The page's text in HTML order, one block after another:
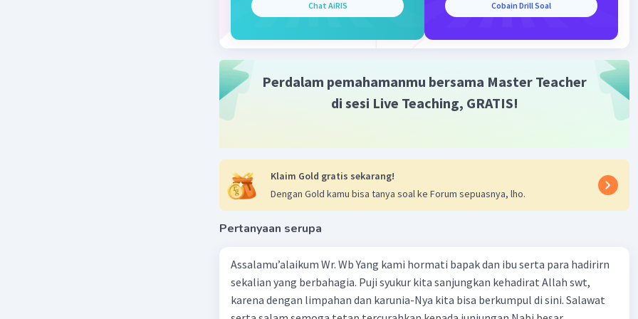
Nanda R Community Level 89
07 Oktober 2023 23:30
Paragraf persuasif dapat di artikan sebagai paragraf yang
mempunyai tujuan untuk meyakinkan atau mengajak si pembaca
dengan maksud tertentu.
Fungsi dari paragraf persuasif berfungsi untuk mendorong atau
dikategorikan sebagai pencemaran tingkat berat. Rumah tangga
merupakan penyumbang terbesar sampah di Sungai Ciliwung. Jika
kondisi ini terus berlanjut, sejumlah daerah yang menggantungkan
Chat AiRIS Cobain Drill Soal
Perdalam pemahamanmu bersama Master Teacher
di sesi Live Teaching, GRATIS!
Klaim Gold gratis sekarang!
Dengan Gold kamu bisa tanya soal ke Forum sepuasnya, lho.
Pertanyaan serupa
Assalamu’alaikum Wr. Wb Yang kami hormati bapak dan ibu serta para hadirirn
sekalian yang berbahagia. Puji syukur kita sanjungkan kehadirat Allah swt,
karena dengan limpahan dan karunia-Nya kita bisa berkumpul di sini. Salawat